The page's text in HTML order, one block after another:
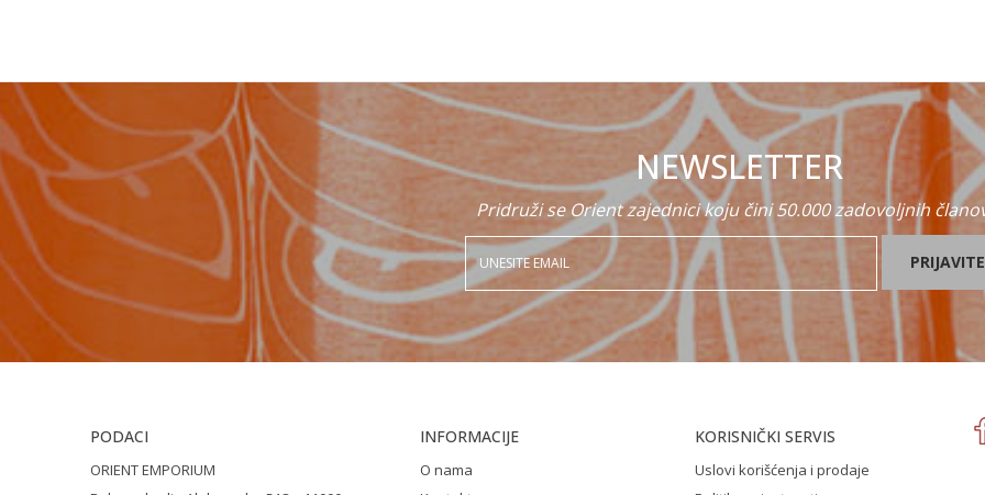
POŠALJI
NEWSLETTER
Pridruži se Orient zajednici koju čini 50.000 zadovoljnih
PODACI
ORIENT EMPORIUM
INFORMACIJE
O nama
KORISNIČKI SERVIS
Uslovi korišćenja i prodaje